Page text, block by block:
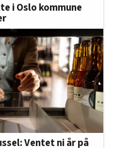
i Oslo kommune
Ventet ni år på